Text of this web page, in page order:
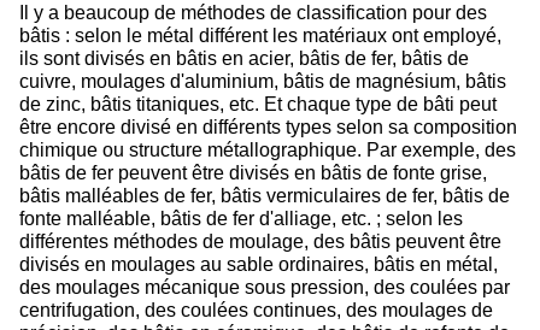
Il y a beaucoup de méthodes de classification pour des
bâtis : selon le métal différent les matériaux ont employé,
ils sont divisés en bâtis en acier, bâtis de fer, bâtis de
cuivre, moulages d'aluminium, bâtis de magnésium, bâtis
de zinc, bâtis titaniques, etc. Et chaque type de bâti peut
être encore divisé en différents types selon sa composition
chimique ou structure métallographique. Par exemple, des
bâtis de fer peuvent être divisés en bâtis de fonte grise,
bâtis malléables de fer, bâtis vermiculaires de fer, bâtis de
fonte malléable, bâtis de fer d'alliage, etc. ; selon les
différentes méthodes de moulage, des bâtis peuvent être
divisés en moulages au sable ordinaires, bâtis en métal,
des moulages mécanique sous pression, des coulées par
centrifugation, des coulées continues, des moulages de